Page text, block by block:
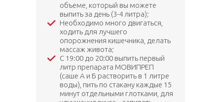
объеме, который вы можете
выпить за день (3-4 литра);
Необходимо много двигаться,
ходить для лучшего
опорожнения кишечника, делать
массаж живота;
С 19:00 до 20:00 выпить первый
литр препарата МОВИПРЕП
(саше А и Б растворить в 1 литре
воды), пить по стакану каждые 15
минут отдельными глотками, для